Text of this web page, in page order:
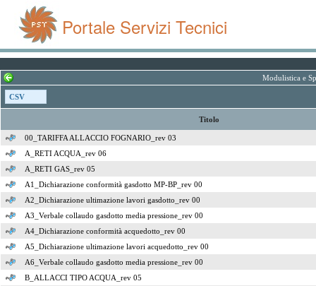
Portale Servizi Tecnici
Modulistica e
CSV
Titolo
00_TARIFFA ALLACCIO FOGNARIO_rev 03
A_RETI ACQUA_rev 06
A_RETI GAS_rev 05
A1_Dichiarazione conformità gasdotto MP-BP_rev 00
A2_Dichiarazione ultimazione lavori gasdotto_rev 00
A3_Verbale collaudo gasdotto media pressione_rev 00
A4_Dichiarazione conformità acquedotto_rev 00
A5_Dichiarazione ultimazione lavori acquedotto_rev 00
A6_Verbale collaudo gasdotto media pressione_rev 00
B_ALLACCI TIPO ACQUA_rev 05